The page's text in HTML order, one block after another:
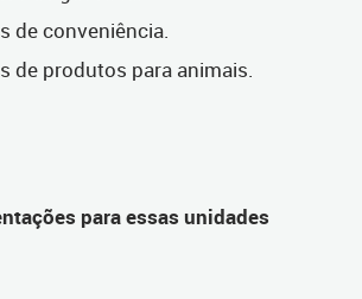
de conveniência.
de produtos para animais.
para essas unidades